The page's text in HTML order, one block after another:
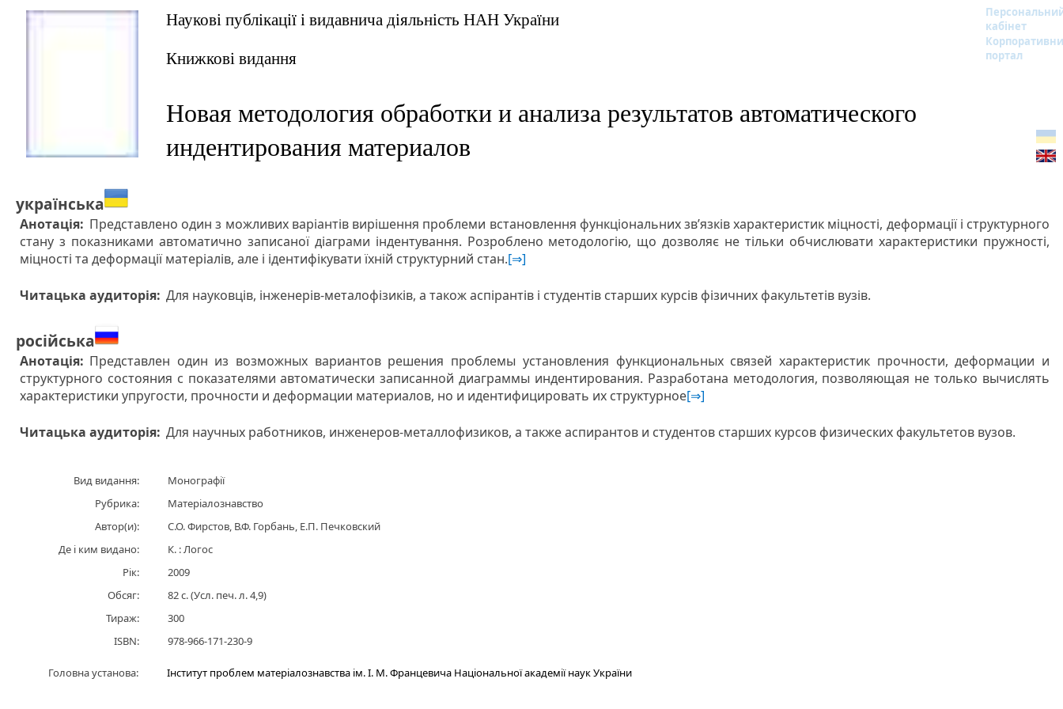
Наукові публікації і видавнича діяльність НАН України
кабінет
портал
Книжкові видання
Новая методология обработки и анализа результатов автоматического
индентирования материалов
українська
Анотація: Представлено один з можливих варіантів вирішення проблеми встановлення функціональних зв’язків характеристик міцності, деформації і структурного
стану з показниками автоматично записаної діаграми індентування. Розроблено методологію, що дозволяє не тільки обчислювати характеристики пружності,
міцності та деформації матеріалів, але і ідентифікувати їхній структурний стан.[⇒]
Читацька аудиторія: Для науковців, інженерів-металофізиків, а також аспірантів і студентів старших курсів фізичних факультетів вузів.
російська
Анотація: Представлен один из возможных вариантов решения проблемы установления функциональных связей характеристик прочности, деформации и
структурного состояния с показателями автоматически записанной диаграммы индентирования. Разработана методология, позволяющая не только вычислять
характеристики упругости, прочности и деформации материалов, но и идентифицировать их структурное[⇒]
Читацька аудиторія: Для научных работников, инженеров-металлофизиков, а также аспирантов и студентов старших курсов физических факультетов вузов.
Вид видання:
Монографії
Рубрика:
Матеріалознавство
Автор(и):
С.О. Фирстов, В.Ф. Горбань, Е.П. Печковский
Де і ким видано:
К. : Логос
Рік:
2009
Обсяг:
82 с. (Усл. печ. л. 4,9)
Тираж:
300
ISBN:
978-966-171-230-9
Головна установа: Інститут проблем матеріалознавства ім. І. М. Францевича Національної академії наук України